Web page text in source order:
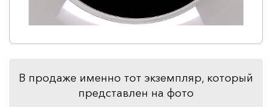
В продаже именно тот экземпляр, который
представлен на фото